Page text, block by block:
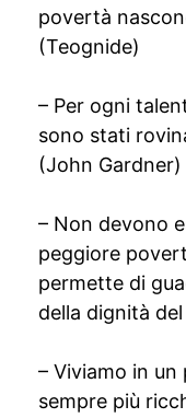
povertà
(Teognide)
– Per ogni
sono stati
(John Gardner)
– Non devono
peggiore
permette di
della dignità
– Viviamo in
sempre più